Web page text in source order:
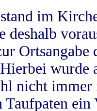
im
deshalb
wurde
nicht
Taufpaten